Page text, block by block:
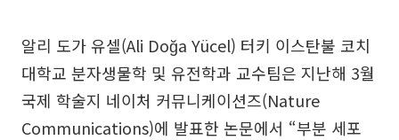
알리 도가 유셀(Ali Doğa Yücel) 터키 이스탄불 코치
대학교 분자생물학 및 유전학과 교수팀은 지난해 3월
국제 학술지 네이처 커뮤니케이션즈(Nature
Communications)에 발표한 논문에서 “부분 세포